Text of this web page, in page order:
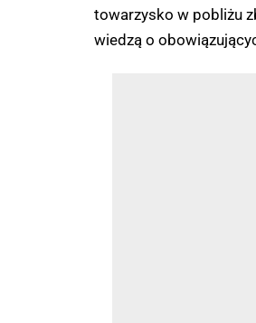
towarzysko w pobliżu
wiedzą o